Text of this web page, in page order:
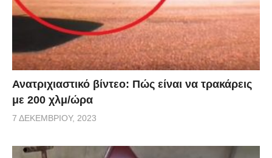
Ανατριχιαστικό βίντεο: Πώς είναι να τρακάρεις
με 200 χλμ/ώρα
7 ΔΕΚΕΜΒΡΊΟΥ, 2023